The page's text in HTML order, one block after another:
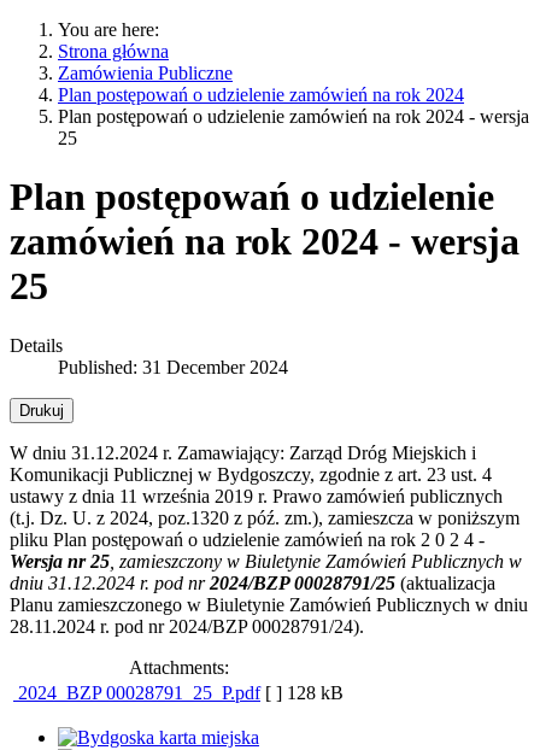
You are here:
Strona główna
Zamówienia Publiczne
Plan postępowań o udzielenie zamówień na rok 2024
Plan postępowań o udzielenie zamówień na rok 2024 - wersja
25
Plan postępowań o udzielenie
zamówień na rok 2024 - wersja
25
Details
Published: 31 December 2024
Drukuj
W dniu 31.12.2024 r. Zamawiający: Zarząd Dróg Miejskich i
Komunikacji Publicznej w Bydgoszczy, zgodnie z art. 23 ust. 4
ustawy z dnia 11 września 2019 r. Prawo zamówień publicznych
(t.j. Dz. U. z 2024, poz.1320 z póź. zm.), zamieszcza w poniższym
pliku Plan postępowań o udzielenie zamówień na rok 2 0 2 4 -
Wersja nr 25 , zamieszczony w Biuletynie Zamówień Publicznych w
dniu 31.12.2024 r. pod nr2024/BZP 00028791/25 (aktualizacja
Planu zamieszczonego w Biuletynie Zamówień Publicznych w dniu
28.11.2024 r. pod nr 2024/BZP 00028791/24).
Attachments:
2024_BZP 00028791_25_P.pdf [ ] 128 kB